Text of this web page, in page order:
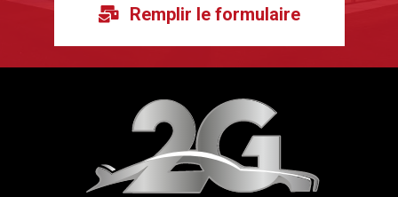
Remplir le formulaire